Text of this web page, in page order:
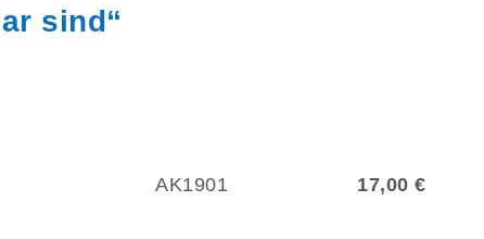
sind“
AK1901 17,00 €